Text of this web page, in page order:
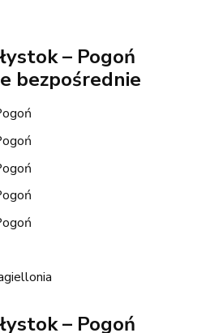
– Pogoń
bezpośrednie
– Pogoń